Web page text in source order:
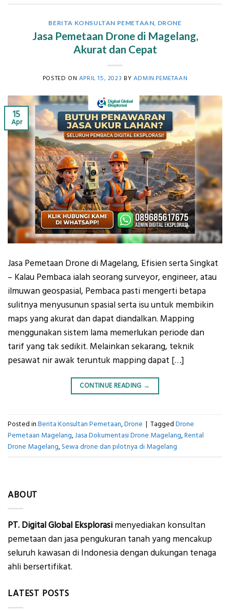
BERITA KONSULTAN PEMETAAN DRONE
Jasa Pemetaan Drone di Magelang,
Akurat dan Cepat
POSTED ON APRIL 15, 2023 BY ADMIN.PEMETAAN
15
Apr
Jasa Pemetaan Drone di Magelang, Efisien serta Singkat
– Kalau Pembaca ialah seorang surveyor, engineer, atau
ilmuwan geospasial, Pembaca pasti mengerti betapa
sulitnya menyusunun spasial serta isu untuk membikin
maps yang akurat dan dapat diandalkan. Mapping
menggunakan sistem lama memerlukan periode dan
tarif yang tak sedikit. Melainkan sekarang, teknik
pesawat nir awak teruntuk mapping dapat […]
CONTINUE READING →
Posted in Berita Konsultan Pemetaan,Drone | Tagged Drone
Pemetaan Magelang,Jasa Dokumentasi Drone Magelang,Rental
Drone Magelang,Sewa drone dan pilotnya di Magelang
ABOUT
PT. Digital Global Eksplorasi menyediakan konsultan
pemetaan dan jasa pengukuran tanah yang mencakup
seluruh kawasan di Indonesia dengan dukungan tenaga
ahli bersertifikat.
LATEST POSTS